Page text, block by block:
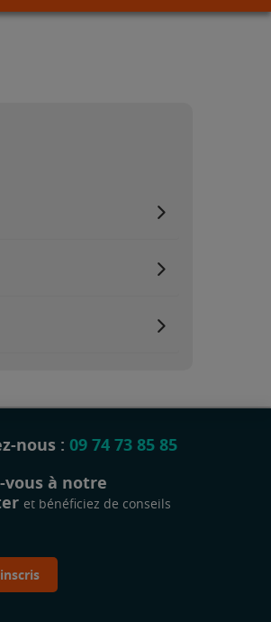
nous : 09 74 73 85 85
vous à notre
et bénéficiez de conseils